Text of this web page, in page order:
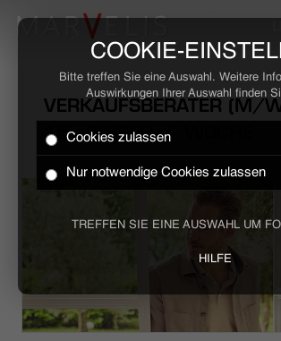
COOKIE-
Bitte treffen Sie eine Auswahl. Weitere
Auswirkungen Ihrer Auswahl finden
Cookies zulassen
Nur notwendige Cookies zulassen
TREFFEN SIE EINE AUSWAHL UM
HILFE
HOME
STELLENANGEBOTE
VERKAUFSBERATER (M/
15 - 30 STD. / WOCHE